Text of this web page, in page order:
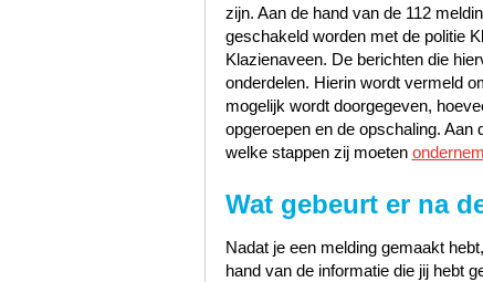
zijn. Aan de hand van de 112
geschakeld worden met de politie
Klazienaveen. De berichten die
onderdelen. Hierin wordt vermeld
mogelijk wordt doorgegeven,
opgeroepen en de opschaling.
welke stappen zij moeten
Wat gebeurt er na
Nadat je een melding gemaakt
hand van de informatie die jij hebt